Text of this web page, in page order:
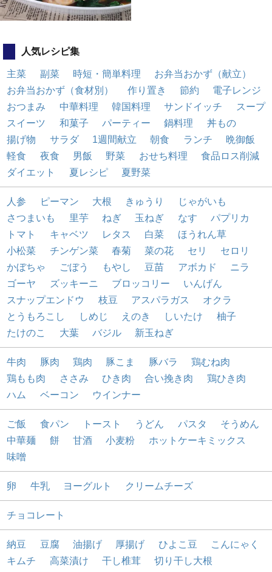
人気レシピ集
主菜 副菜 時短・簡単料理
お弁当おかず（献立）
お弁当おかず（食材別）
作り置き 節約
電子レンジ
おつまみ
中華料理 韓国料理 サンドイッチ
スープ
スイーツ
和菓子 パーティー 鍋料理
丼もの
揚げ物
サラダ 1週間献立 朝食 ランチ
晩御飯
軽食
夜食 男飯 野菜 おせち料理
食品ロス削減
ダイエット
夏レシピ 夏野菜
人参 ピーマン 大根 きゅうり
じゃがいも
さつまいも
里芋 ねぎ 玉ねぎ なす
パプリカ
トマト
キャベツ レタス 白菜
ほうれん草
小松菜
チンゲン菜 春菊 菜の花 セリ
セロリ
かぼちゃ
ごぼう もやし 豆苗 アボカド
ニラ
ゴーヤ
ズッキーニ ブロッコリー
いんげん
スナップエンドウ
枝豆 アスパラガス
オクラ
とうもろこし
しめじ えのき しいたけ
柚子
たけのこ
大葉 バジル 新玉ねぎ
牛肉 豚肉 鶏肉 豚こま 豚バラ
鶏むね肉
鶏もも肉
ささみ ひき肉 合い挽き肉
鶏ひき肉
ハム
ベーコン ウインナー
ご飯 食パン トースト うどん パスタ
そうめん
中華麺
餅 甘酒 小麦粉
ホットケーキミックス
味噌
卵 牛乳 ヨーグルト クリームチーズ
チョコレート
納豆 豆腐 油揚げ 厚揚げ ひよこ豆
こんにゃく
キムチ
高菜漬け 干し椎茸 切り干し大根